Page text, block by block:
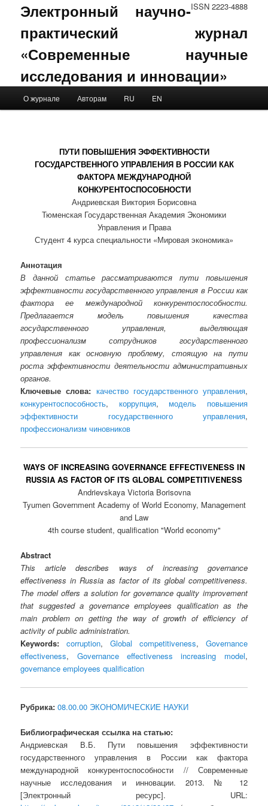
ISSN 2223-4888
Электронный научно-
практический журнал
«Современные научные
исследования и инновации»
Skip to primary content
Skip to secondary content
О журнале Авторам RU EN
ПУТИ ПОВЫШЕНИЯ ЭФФЕКТИВНОСТИ
ГОСУДАРСТВЕННОГО УПРАВЛЕНИЯ В РОССИИ КАК
ФАКТОРА МЕЖДУНАРОДНОЙ
КОНКУРЕНТОСПОСОБНОСТИ
Андриевская Виктория Борисовна
Тюменская Государственная Академия Экономики
Управления и Права
Студент 4 курса специальности «Мировая экономика»
Аннотация
В данной статье рассматриваются пути повышения
эффективности государственного управления в России как
фактора ее международной конкурентоспособности.
Предлагается модель повышения качества
государственного управления, выделяющая
профессионализм сотрудников государственного
управления как основную проблему, стоящую на пути
роста эффективности деятельности административных
органов.
Ключевые слова: качество государственного управления,
конкурентоспособность, коррупция, модель повышения
эффективности государственного управления,
профессионализм чиновников
WAYS OF INCREASING GOVERNANCE EFFECTIVENESS IN
RUSSIA AS FACTOR OF ITS GLOBAL COMPETITIVENESS
Andrievskaya Victoria Borisovna
Tyumen Government Academy of World Economy, Management
and Law
4th course student, qualification "World economy"
Abstract
This article describes ways of increasing governance
effectiveness in Russia as factor of its global competitiveness.
The model offers a solution for governance quality improvement
that suggested a governance employees qualification as the
main problem on getting the way of growth of efficiency of
activity of public administration.
Keywords:
corruption,Global competitiveness, Governance
effectiveness, Governance effectiveness increasing model,
governance employees qualification
Рубрика: 08.00.00 ЭКОНОМИЧЕСКИЕ НАУКИ
Библиографическая ссылка на статью:
Андриевская В.Б. Пути повышения эффективности
государственного управления в России как фактора
международной конкурентоспособности // Современные
научные исследования и инновации. 2013. № 12
[Электронный ресурс]. URL: